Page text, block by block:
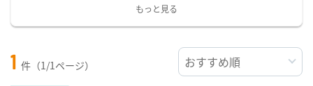
もっと見る
1 件（1/1ページ）